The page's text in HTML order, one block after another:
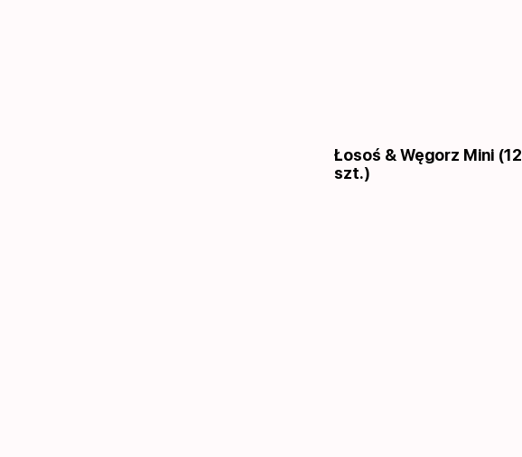
Łosoś & Węgorz Mini (12
szt.)